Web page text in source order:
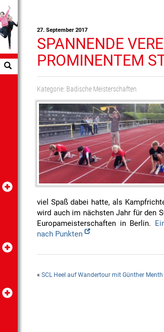
27. September 2017
SPANNENDE
PROMINENTEM
Kategorie: Badische Meisterschaften
viel Spaß dabei hatte, als
wird auch im nächsten Jahr für den
Europameisterschaften in Berlin.
nach Punkten
« SCL Heel auf Wandertour mit Günther Menth